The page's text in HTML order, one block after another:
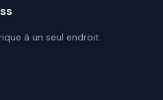
à un seul endroit.